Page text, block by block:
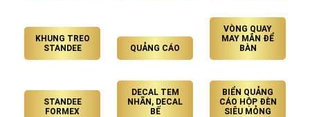
KHUNG TREO
STANDEE
QUẢNG CÁO
VÒNG QUAY
MAY MẮN ĐỂ
BÀN
STANDEE
FORMEX
DECAL TEM
NHÃN, DECAL
BẾ
BIỂN QUẢNG
CÁO HỘP ĐÈN
SIÊU MỎNG